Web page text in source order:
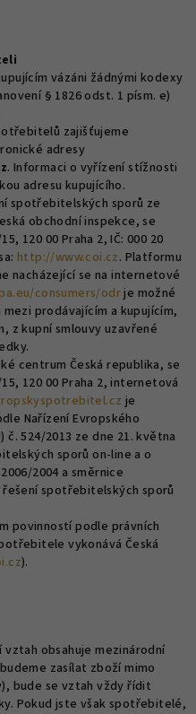
vázáni žádnými kodexy
§ 1826 odst. 1 písm. e)
zajišťujeme
adresy
. Informaci o vyřízení stížnosti
adresu kupujícího.
spotřebitelských sporů ze
obchodní inspekce, se
120 00 Praha 2, IČ: 000 20
http://www.coi.cz. Platformu
nacházející se na internetové
consumers/odrje možné
prodávajícím a kupujícím,
kupní smlouvy uzavřené
centrum Česká republika, se
120 00 Praha 2, internetová
je
Nařízení Evropského
č. 524/2013 ze dne 21. května
sporů on-line a o
2004 a směrnice
řešení spotřebitelských sporů
povinností podle právních
vykonává Česká
).
vztah obsahuje mezinárodní
zasílat zboží mimo
bude se vztah vždy řídit
Pokud jste však spotřebitelé,